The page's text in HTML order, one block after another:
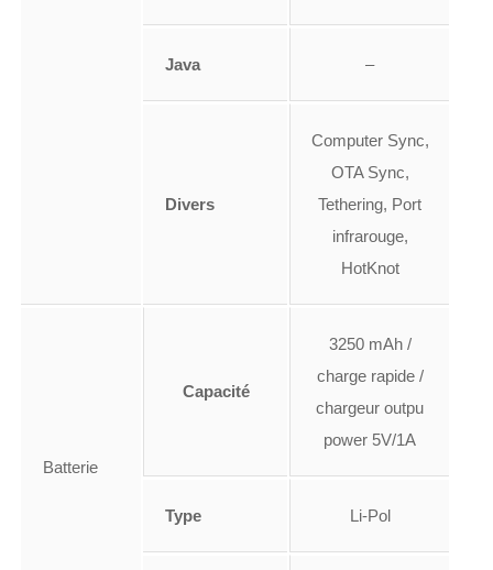
Java –
Divers
Computer Sync,
OTA Sync,
Tethering, Port
infrarouge,
HotKnot
Batterie
Capacité
3250 mAh /
charge rapide /
chargeur outpu
power 5V/1A
Type Li-Pol